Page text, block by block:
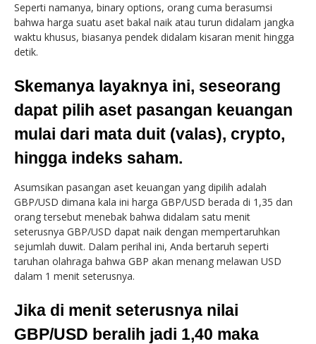
Seperti namanya, binary options, orang cuma berasumsi
bahwa harga suatu aset bakal naik atau turun didalam jangka
waktu khusus, biasanya pendek didalam kisaran menit hingga
detik.
Skemanya layaknya ini, seseorang
dapat pilih aset pasangan keuangan
mulai dari mata duit (valas), crypto,
hingga indeks saham.
Asumsikan pasangan aset keuangan yang dipilih adalah
GBP/USD dimana kala ini harga GBP/USD berada di 1,35 dan
orang tersebut menebak bahwa didalam satu menit
seterusnya GBP/USD dapat naik dengan mempertaruhkan
sejumlah duwit. Dalam perihal ini, Anda bertaruh seperti
taruhan olahraga bahwa GBP akan menang melawan USD
dalam 1 menit seterusnya.
Jika di menit seterusnya nilai
GBP/USD beralih jadi 1,40 maka